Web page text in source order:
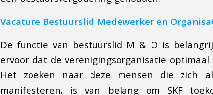
Vacature Bestuurslid Medewerker en
De functie van bestuurslid M & O is
ervoor dat de verenigingsorganisatie
Het zoeken naar deze mensen die zich
manifesteren, is van belang om SKF